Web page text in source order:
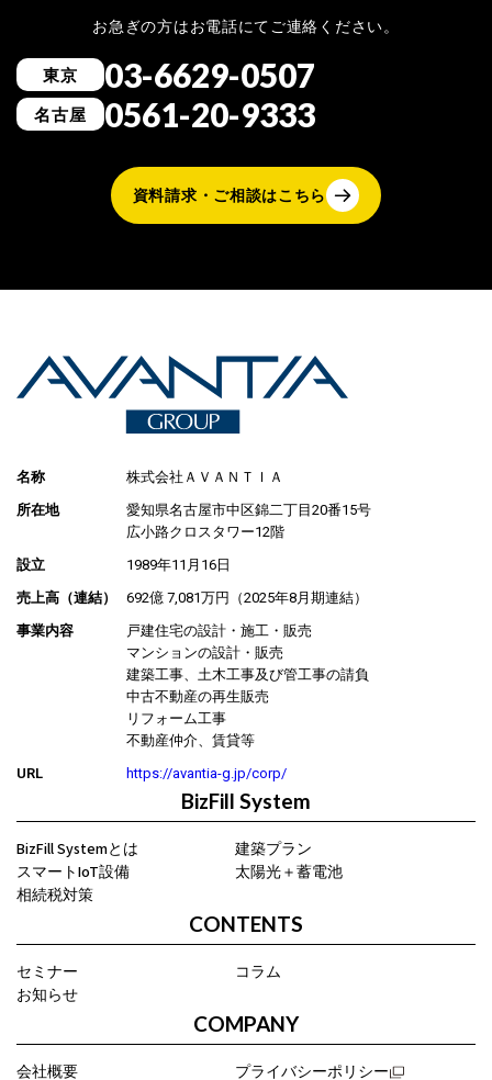
お急ぎの方はお電話にてご連絡ください。
東京 03-6629-0507
名古屋 0561-20-9333
資料請求・ご相談はこちら
名称
株式会社ＡＶＡＮＴＩＡ
所在地
愛知県名古屋市中区錦二丁目20番15号
広小路クロスタワー12階
設立
1989年11月16日
売上高（連結）
692億 7,081万円（2025年8月期連結）
事業内容
戸建住宅の設計・施工・販売
マンションの設計・販売
建築工事、土木工事及び管工事の請負
中古不動産の再生販売
リフォーム工事
不動産仲介、賃貸等
URL
https://avantia-g.jp/corp/
BizFill System
BizFill Systemとは
建築プラン
スマートIoT設備
太陽光＋蓄電池
相続税対策
CONTENTS
セミナー
コラム
お知らせ
COMPANY
会社概要 プライバシーポリシー